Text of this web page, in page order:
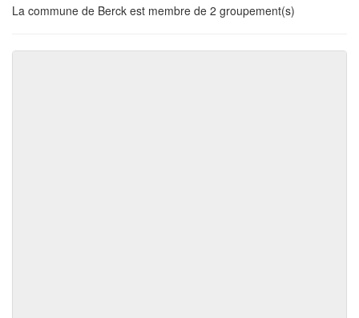
La commune de Berck est membre de 2 groupement(s)